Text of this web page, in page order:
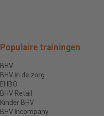
Populaire trainingen
BHV
BHV in de zorg
EHBO
BHV Retail
Kinder BHV
BHV Incompany